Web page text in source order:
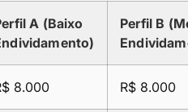
A (Baixo
Perfil B
8.000 R$ 8.000